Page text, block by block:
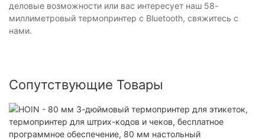
деловые возможности или вас интересует наш 58-
миллиметровый термопринтер с Bluetooth, свяжитесь с
нами.
Сопутствующие Товары